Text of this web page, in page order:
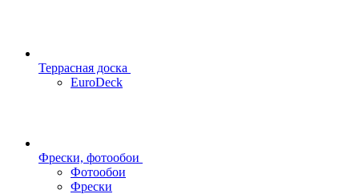
Террасная доска
EuroDeck
Фрески, фотообои
Фотообои
Фрески